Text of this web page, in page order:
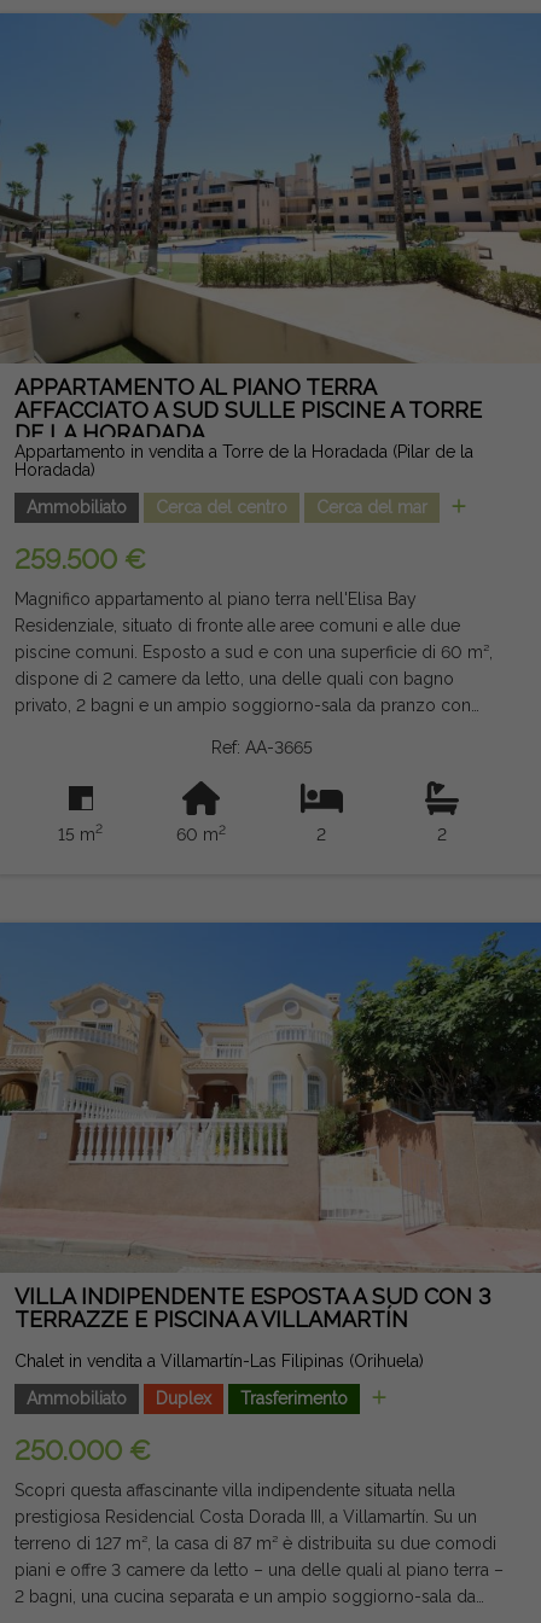
eccellente posizione, in una zona tranquilla e consolidata,
permette l'accesso in pochi minuti a supermercati, ristoranti,
centri commerciali, l'Ospedale Universitario di Torrevieja e le
migliori spiagge della Costa Blanca. Un'ottima opportunità per
chi cerca una casa pronta a trasferirsi, con tutti i servizi nelle
vicinanze e in un'urbanizzazione con eccellenti aree comuni.
Nota legale: Tasse e costi non inclusi. Le informazioni fornite
sono indicative e non vincolanti dal punto di vista legale, e
possono contenere errori.
APPARTAMENTO AL PIANO TERRA
AFFACCIATO A SUD SULLE PISCINE A TORRE
DE LA HORADADA
Appartamento in vendita a Torre de la Horadada (Pilar de la
Horadada)
Ammobiliato
Cerca del centro Cerca del mar
259.500 €
Magnifico appartamento al piano terra nell'Elisa Bay
Residenziale, situato di fronte alle aree comuni e alle due
piscine comuni. Esposto a sud e con una superficie di 60 m²,
dispone di 2 camere da letto, una delle quali con bagno
privato, 2 bagni e un ampio soggiorno-sala da pranzo con
La proprietà è completata da una piacevole terrazza di 8 m² e
un giardino piastrellato di 15 m², perfetto per godersi
l'eccellente clima mediterraneo. È venduta completamente
arredata e dotata di aria condizionata. La residenza offre ampie
fornite sono indicative e non vincolanti dal punto di vista legale,
Ref: AA-3665
15 m2 60 m2 2 2
VILLA INDIPENDENTE ESPOSTA A SUD CON 3
TERRAZZE E PISCINA A VILLAMARTÍN
Chalet in vendita a Villamartín-Las Filipinas (Orihuela)
Ammobiliato
Duplex Trasferimento
250.000 €
Scopri questa affascinante villa indipendente situata nella
prestigiosa Residencial Costa Dorada III, a Villamartín. Su un
terreno di 127 m², la casa di 87 m² è distribuita su due comodi
piani e offre 3 camere da letto – una delle quali al piano terra –
2 bagni, una cucina separata e un ampio soggiorno-sala da